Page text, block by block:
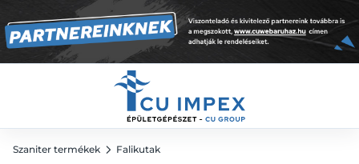
Szaniter termékek Falikutak
21 639 Ft